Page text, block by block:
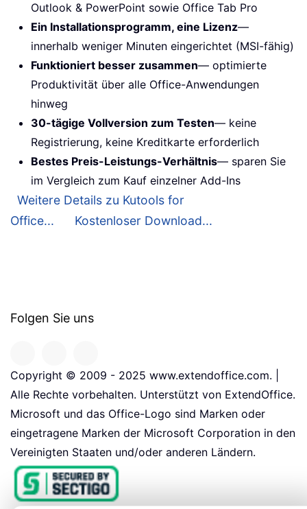
Outlook & PowerPoint sowie Office Tab Pro
Ein Installationsprogramm, eine Lizenz—
innerhalb weniger Minuten eingerichtet (MSI-fähig)
Funktioniert besser zusammen— optimierte
Produktivität über alle Office-Anwendungen
hinweg
30-tägige Vollversion zum Testen— keine
Registrierung, keine Kreditkarte erforderlich
Bestes Preis-Leistungs-Verhältnis— sparen Sie
im Vergleich zum Kauf einzelner Add-Ins
Weitere Details zu Kutools for
Office...
Kostenloser Download...
Folgen Sie uns
Copyright © 2009 - 2025 www.extendoffice.com. |
Alle Rechte vorbehalten. Unterstützt von ExtendOffice.
Microsoft und das Office-Logo sind Marken oder
eingetragene Marken der Microsoft Corporation in den
Vereinigten Staaten und/oder anderen Ländern.